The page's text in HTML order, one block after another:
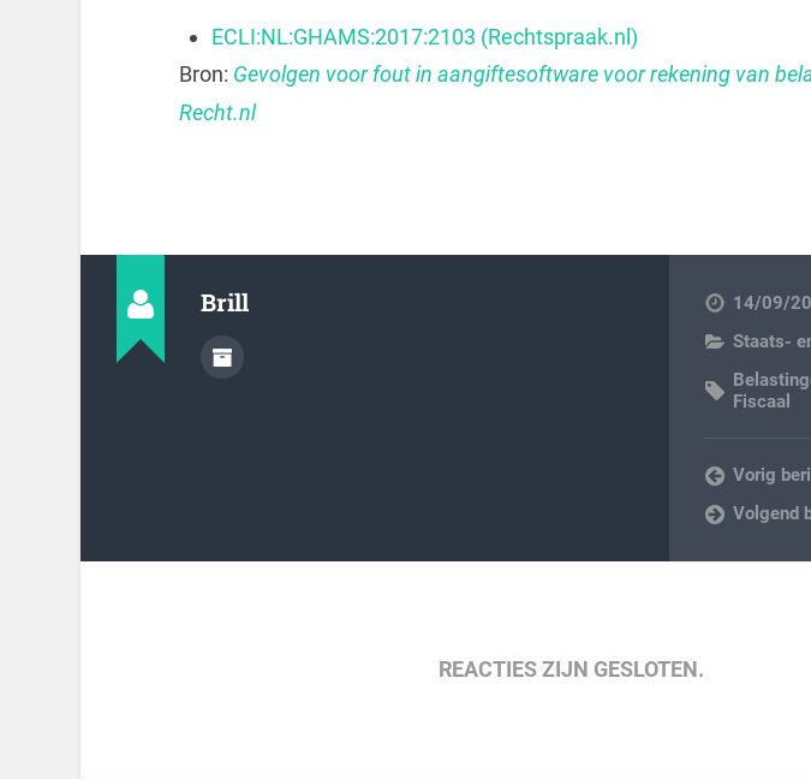
ECLI:NL:GHAMS:2017:2103 (Rechtspraak.nl)
Bron: Gevolgen voor fout in aangiftesoftware voor rekening van
Recht.nl
Brill
14/09/
Staats-
Fiscaal
Vorig
Volgend
REACTIES ZIJN GESLOTEN.